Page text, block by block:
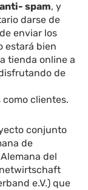
spam, y
darse de
enviar los
estará bien
tienda online a
de
clientes.
conjunto
de
del
e.V.) que